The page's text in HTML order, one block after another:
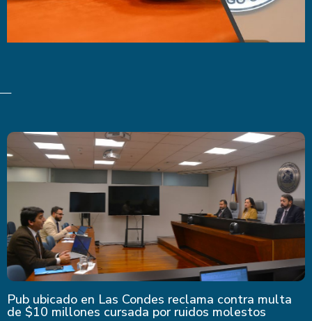
Pub ubicado en Las Condes reclama contra multa
de $10 millones cursada por ruidos molestos